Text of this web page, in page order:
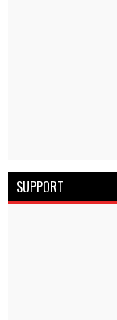
SUPPORT